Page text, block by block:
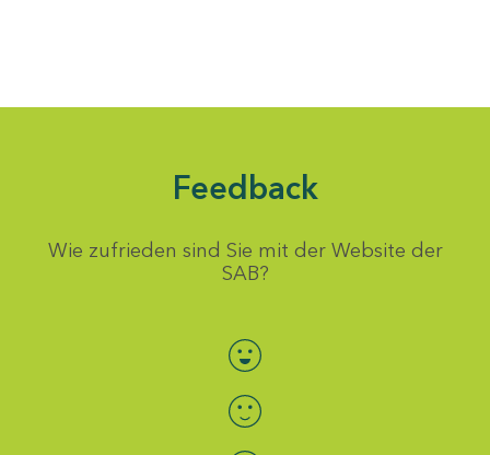
Feedback
Wie zufrieden sind Sie mit der Website der
SAB?
Bewertung auswählen